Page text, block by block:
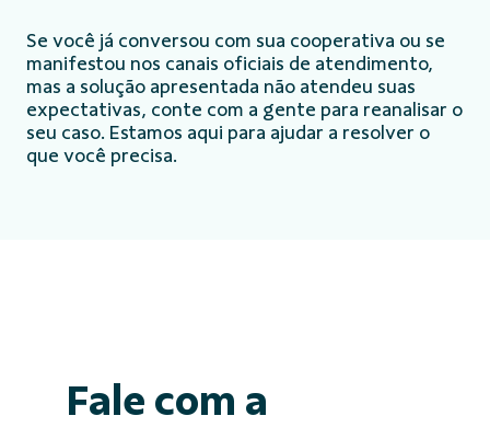
Se você já conversou com sua cooperativa ou se
manifestou nos canais oficiais de atendimento,
mas a solução apresentada não atendeu suas
expectativas, conte com a gente para reanalisar o
seu caso. Estamos aqui para ajudar a resolver o
que você precisa.
Fale com a